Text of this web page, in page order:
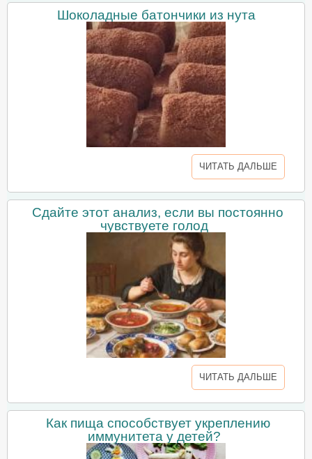
Шоколадные батончики из нута
ЧИТАТЬ ДАЛЬШЕ
Сдайте этот анализ, если вы постоянно
чувствуете голод
ЧИТАТЬ ДАЛЬШЕ
Как пища способствует укреплению
иммунитета у детей?